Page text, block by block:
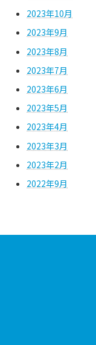
2023年10月
2023年9月
2023年8月
2023年7月
2023年6月
2023年5月
2023年4月
2023年3月
2023年2月
2022年9月